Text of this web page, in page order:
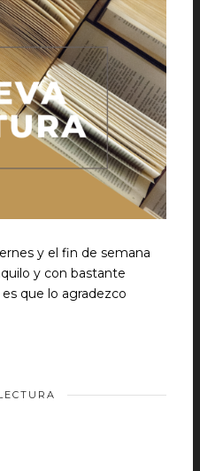
y el fin de semana
y con bastante
que lo agradezco